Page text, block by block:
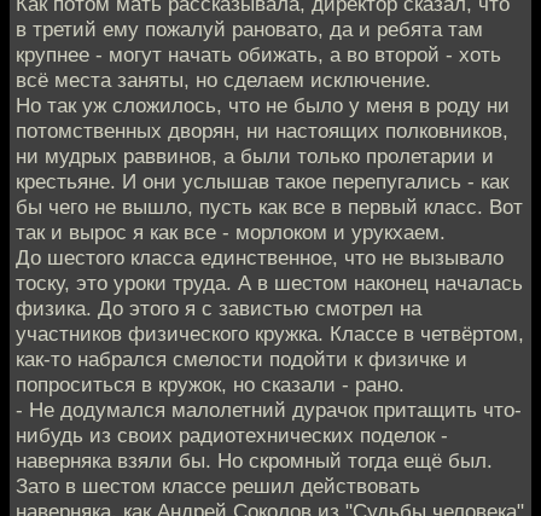
в третий ему пожалуй рановато, да и ребята там
крупнее - могут начать обижать, а во второй - хоть
всё места заняты, но сделаем исключение.
Но так уж сложилось, что не было у меня в роду ни
потомственных дворян, ни настоящих полковников,
ни мудрых раввинов, а были только пролетарии и
крестьяне. И они услышав такое перепугались - как
бы чего не вышло, пусть как все в первый класс. Вот
так и вырос я как все - морлоком и урукхаем.
До шестого класса единственное, что не вызывало
тоску, это уроки труда. А в шестом наконец началась
физика. До этого я с завистью смотрел на
участников физического кружка. Классе в четвёртом,
как-то набрался смелости подойти к физичке и
попроситься в кружок, но сказали - рано.
- Не додумался малолетний дурачок притащить что-
нибудь из своих радиотехнических поделок -
наверняка взяли бы. Но скромный тогда ещё был.
Зато в шестом классе решил действовать